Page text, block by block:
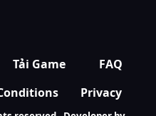
Tải Game
FAQ
Privacy